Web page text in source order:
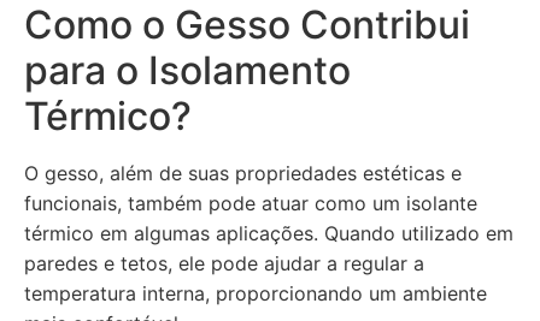
Como o Gesso Contribui
para o Isolamento
Térmico?
O gesso, além de suas propriedades estéticas e
funcionais, também pode atuar como um isolante
térmico em algumas aplicações. Quando utilizado em
paredes e tetos, ele pode ajudar a regular a
temperatura interna, proporcionando um ambiente